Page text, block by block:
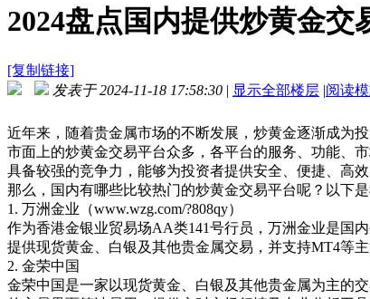
2024盘点国内提供炒黄金交
[复制链接]
发表于 2024-11-18 17:58:30 | 显示全部楼层 |阅读
近年来，随着贵金属市场的不断发展，炒黄金逐渐成为
市面上的炒黄金交易平台众多，各平台的服务、功能、
具备较强的竞争力，能够为投资者提供安全、便捷、高效
那么，国内有哪些比较热门的炒黄金交易平台呢？以下
1. 万洲金业（www.wzg.com/?808qy）
作为香港金银业贸易场AA类141号行员，万洲金业是国
提供现货黄金、白银及其他贵金属交易，并支持MT4等
2. 金荣中国
金荣中国是一家以现货黄金、白银及其他贵金属为主的